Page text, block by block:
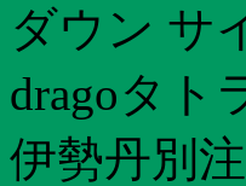
ダウン サ
dragoタト
伊勢丹別